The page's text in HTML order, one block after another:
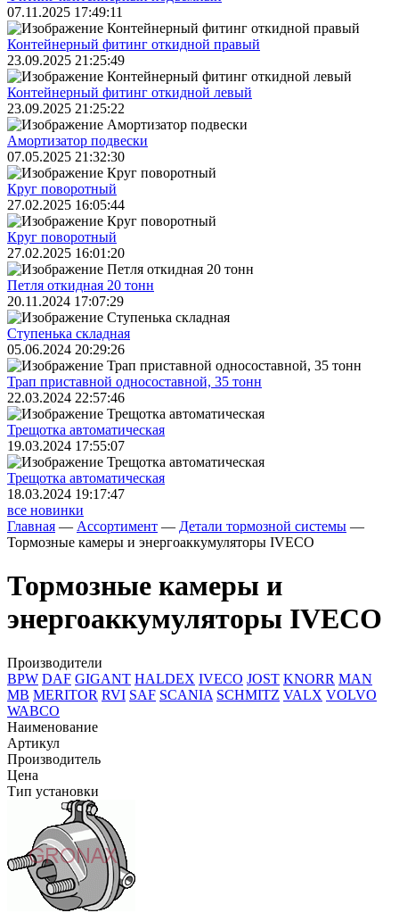
07.11.2025 17:49:11
Контейнерный фитинг откидной правый
23.09.2025 21:25:49
Контейнерный фитинг откидной левый
23.09.2025 21:25:22
Амортизатор подвески
07.05.2025 21:32:30
Круг поворотный
27.02.2025 16:05:44
Круг поворотный
27.02.2025 16:01:20
Петля откидная 20 тонн
20.11.2024 17:07:29
Ступенька складная
05.06.2024 20:29:26
Трап приставной односоставной, 35 тонн
22.03.2024 22:57:46
Трещoтка автоматическая
19.03.2024 17:55:07
Трещoтка автоматическая
18.03.2024 19:17:47
все новинки
Главная — Ассортимент — Детали тормозной системы —
Тормозные камеры и энергоаккумуляторы IVECO
Тормозные камеры и
энергоаккумуляторы IVECO
Производители
BPW DAF GIGANT HALDEX IVECO JOST KNORR MAN
MB MERITOR RVI SAF SCANIA SCHMITZ VALX VOLVO
WABCO
Наименование
Артикул
Производитель
Цена
Тип установки